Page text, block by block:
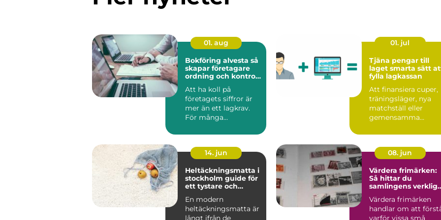
01. aug
Bokföring alvesta så
skapar företagare
ordning och kontroll
Att ha koll på
företagets siffror är
mer än ett lagkrav.
För många
handlar bokf...
01. jul
Tjäna pengar till
laget smarta sätt att
fylla lagkassan
Att finansiera cuper,
träningsläger, nya
matchställ eller
gemensamma
ständig utman...
14. jun
Heltäckningsmatta i
stockholm guide för
ett tystare och
En modern
heltäckningsmatta är
långt ifrån de
08. jun
Värdera frimärken:
Så hittar du
samlingens
Värdera frimärken
handlar om att
varför vissa små